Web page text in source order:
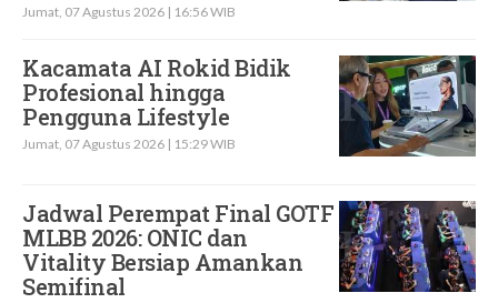
Jumat, 07 Agustus 2026 | 16:56 WIB
Kacamata AI Rokid Bidik
Profesional hingga
Pengguna Lifestyle
Jumat, 07 Agustus 2026 | 15:29 WIB
Jadwal Perempat Final GOTF
MLBB 2026: ONIC dan
Vitality Bersiap Amankan
Semifinal